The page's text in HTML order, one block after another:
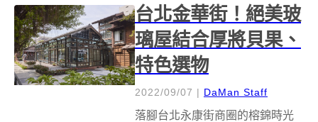
台北金華街！絕美玻
璃屋結合厚將貝果、
特色選物
2022/09/07 | DaMan Staff
落腳台北永康街商圈的榕錦時光